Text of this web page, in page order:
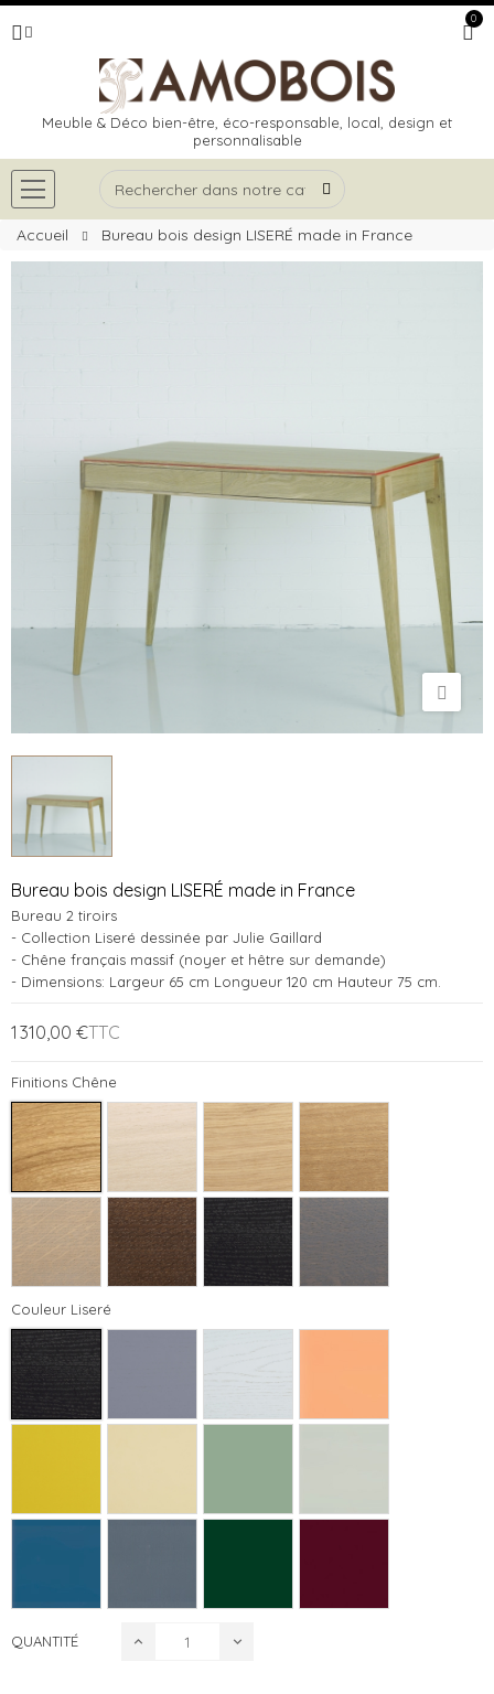
0
Meuble & Déco bien-être, éco-responsable, local, design et
personnalisable
Accueil Bureau bois design LISERÉ made in France
Bureau bois design LISERÉ made in France
Bureau 2 tiroirs
- Collection Liseré dessinée par Julie Gaillard
- Chêne français massif (noyer et hêtre sur demande)
- Dimensions: Largeur 65 cm Longueur 120 cm Hauteur 75 cm.
1 310,00 €TTC
Finitions Chêne
Couleur Liseré
QUANTITÉ